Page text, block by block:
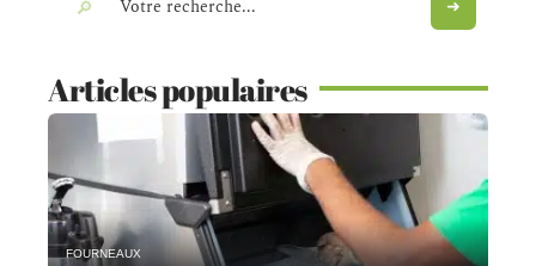
Articles populaires
FOURNEAUX